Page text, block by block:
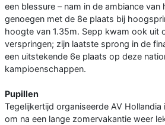
een blessure – nam in de ambiance
genoegen met de 8e plaats bij
hoogte van 1.35m. Sepp kwam ook uit
verspringen; zijn laatste sprong in de
een uitstekende 6e plaats op deze
kampioenschappen.
Pupillen
Tegelijkertijd organiseerde AV
om na een lange zomervakantie weer